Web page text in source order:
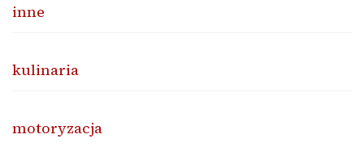
inne
kulinaria
motoryzacja